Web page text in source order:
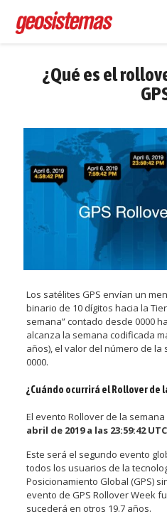
¿Qué es el
Los satélites GPS envían un
binario de 10 dígitos hacia la
semana” contado desde 0000
alcanza la semana codificada
años), el valor del número de la
0000.
¿Cuándo ocurrirá el Rollover de
El evento Rollover de la
abril de 2019 a las 23:59:42 UTC
Este será el segundo evento
todos los usuarios de la
Posicionamiento Global (GPS)
evento de GPS Rollover Week
sucederá en otros 19.7 años.